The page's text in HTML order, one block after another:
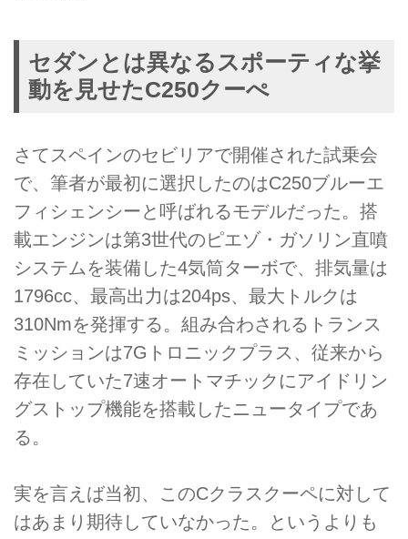
セダンとは異なるスポーティな挙
動を見せたC250クーぺ
さてスペインのセビリアで開催された試乗会
で、筆者が最初に選択したのはC250ブルーエ
フィシェンシーと呼ばれるモデルだった。搭
載エンジンは第3世代のピエゾ・ガソリン直噴
システムを装備した4気筒ターボで、排気量は
1796cc、最高出力は204ps、最大トルクは
310Nmを発揮する。組み合わされるトランス
ミッションは7Gトロニックプラス、従来から
存在していた7速オートマチックにアイドリン
グストップ機能を搭載したニュータイプであ
る。
実を言えば当初、このCクラスクーペに対して
はあまり期待していなかった。というよりも